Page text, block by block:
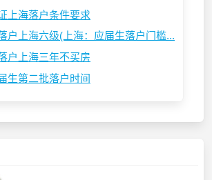
上海落户条件要求
户上海六级(上海：应届生落户门槛...
户上海三年不买房
生第二批落户时间